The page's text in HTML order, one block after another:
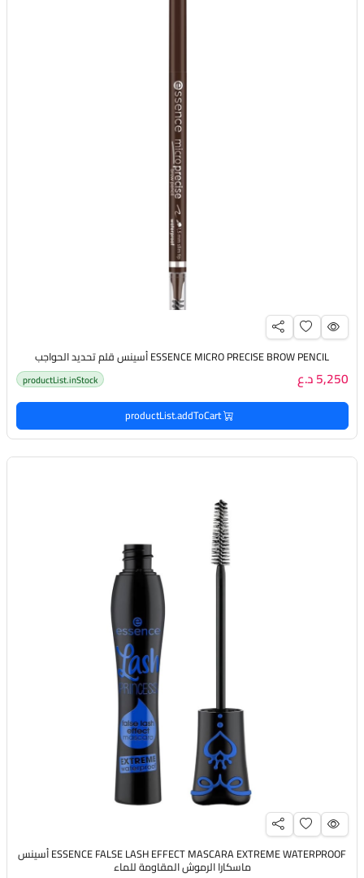
ESSENCE MICRO PRECISE BROW PENCIL أسينس قلم تحديد الحواجب
5,250 د.ع productList.inStock
productList.addToCart
ESSENCE FALSE LASH EFFECT MASCARA EXTREME WATERPROOF أسينس
ماسكارا الرموش المقاومة للماء